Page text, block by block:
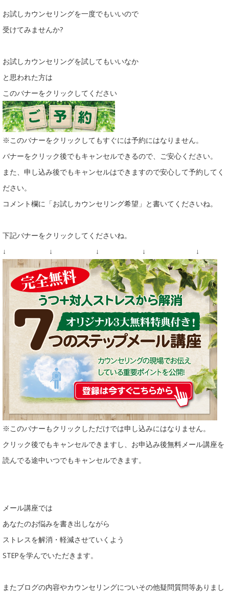
お試しカウンセリングを一度でもいいので
受けてみませんか?
お試しカウンセリングを試してもいいなか
と思われた方は
このバナーをクリックしてください
※このバナーをクリックしてもすぐには予約にはなりません。
バナーをクリック後でもキャンセルできるので、ご安心ください。
また、申し込み後でもキャンセルはできますので安心して予約してく
ださい。
コメント欄に「お試しカウンセリング希望」と書いてくださいね。
下記バナーをクリックしてくださいね。
↓ ↓ ↓ ↓ ↓
※このバナーもクリックしただけでは申し込みにはなりません。
クリック後でもキャンセルできますし、お申込み後無料メール講座を
読んでる途中いつでもキャンセルできます。
メール講座では
あなたのお悩みを書き出しながら
ストレスを解消・軽減させていくよう
STEPを学んでいただきます。
またブログの内容やカウンセリングについその他疑問質問等ありまし